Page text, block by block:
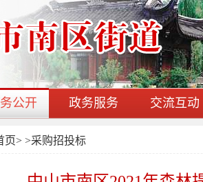
公开 政务服务 交流互动
页> >采购招投标